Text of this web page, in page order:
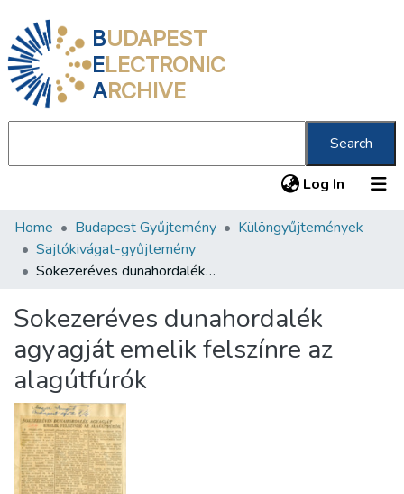
BUDAPEST
ELECTRONIC
ARCHIVE
Search
Log In (current)
Communities & Collections
All of DSpace
Home Budapest Gyűjtemény
Különgyűjtemények
Sajtókivágat-gyűjtemény
Sokezeréves dunahordalék agyagját emelik felszínre az alagútfúrók
Sokezeréves dunahordalék
agyagját emelik felszínre az
alagútfúrók